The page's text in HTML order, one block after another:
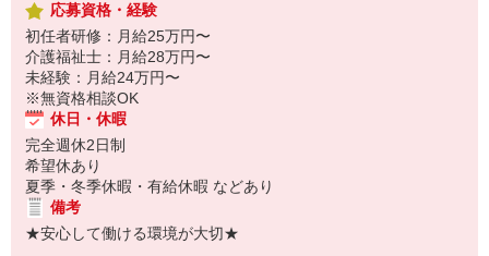
応募資格・経験
初任者研修：月給25万円〜
介護福祉士：月給28万円〜
未経験：月給24万円〜
※無資格相談OK
休日・休暇
完全週休2日制
希望休あり
夏季・冬季休暇・有給休暇 などあり
備考
★安心して働ける環境が大切★